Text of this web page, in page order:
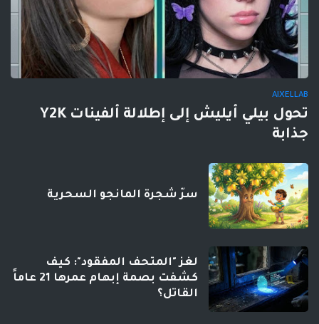
AIXELLAB
تحول بيلي أيليش إلى إطلالة ألفينات Y2K
جذابة
سرّ شجرة المانجو السحرية
لغز "المتحف المفقود": كيف
كشفت بصمة إبهام عمرها 21 عاماً
القاتل؟